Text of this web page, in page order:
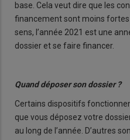
base. Cela veut dire que les
financement sont moins fortes
sens, l’année 2021 est une
dossier et se faire financer.
Quand déposer son dossier ?
Certains dispositifs
que vous déposez votre
au long de l’année. D’autres